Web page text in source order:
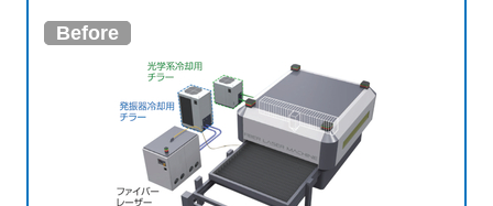
Before